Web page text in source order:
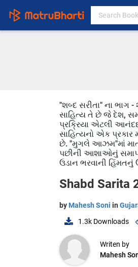
"શબ્દ સરીતા" ના ભાગ
સાહિત્ય તે છે જે દેશ,
પ્રક્રિયા એટલી
સાહિત્યનો એક
છે. "મુગલે આઝમ"માં
પછીની આશાઓનું
ઉડાન ભરવાની હિંમતનું
Shabd Sarita
by Mahesh Soni in
1.3k Downloads
Writen by
Mahesh